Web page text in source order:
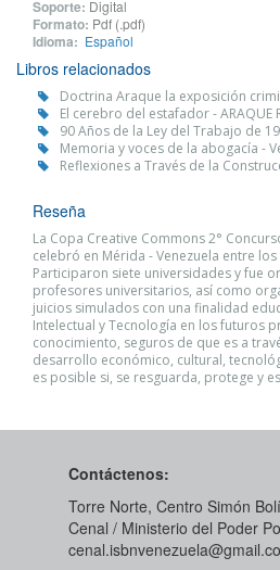
Soporte: Digital
Formato: Pdf (.pdf)
Idioma: Español
Libros relacionados
Doctrina Araque la exposición
El cerebro del estafador - ARAQUE
90 Años de la Ley del Trabajo de
Memoria y voces de la abogacía -
Reflexiones a Través de la
Reseña
La Copa Creative Commons 2°
celebró en Mérida - Venezuela entre
Participaron siete universidades y fue
profesores universitarios, así como
juicios simulados con una finalidad
Intelectual y Tecnología en los futuros
conocimiento, seguros de que es a
desarrollo económico, cultural,
es posible si, se resguarda, protege y
Contáctenos:
Torre Norte, Centro Simón
Cenal / Ministerio del Poder